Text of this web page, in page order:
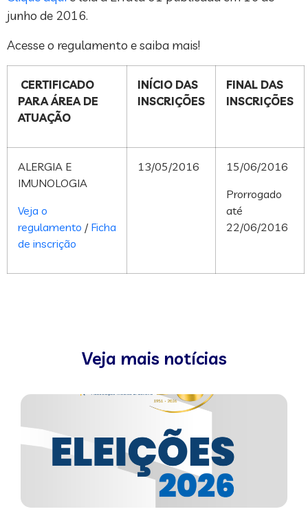
junho de 2016.
Acesse o regulamento e saiba mais!
CERTIFICADO
PARA ÁREA DE
ATUAÇÃO
INÍCIO DAS
INSCRIÇÕES
FINAL DAS
INSCRIÇÕES
ALERGIA E
IMUNOLOGIA
Veja o
regulamento / Ficha
de inscrição
13/05/2016
15/06/2016
Prorrogado
até
22/06/2016
Veja mais notícias